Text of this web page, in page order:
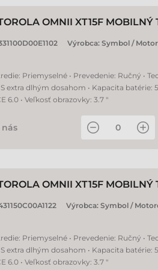
OMNII XT15F MOBILNÝ
Výrobca: Symbol /
Priemyselné • Prevedenie: Ručný •
extra dlhým dosahom • Kapacita batérie:
6.0 • Veľkosť obrazovky: 3.7 "
OMNII XT15F MOBILNÝ
Výrobca: Symbol /
Priemyselné • Prevedenie: Ručný •
extra dlhým dosahom • Kapacita batérie:
6.0 • Veľkosť obrazovky: 3.7 "